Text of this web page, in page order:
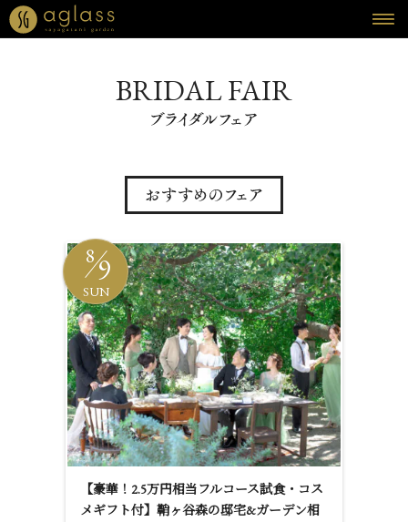
CUISINE
SMART WEDDING 会費制ウェディング
ウェディング・レポート
DRESS
ドレス
ウェディング・プラン
BLOG
ブログ
CONTACT
お問い合わせ
093-871-3333
BRIDAL FAIR
89
SUN
【豪華！2.5万円相当フルコース試食・コス
メギフト付】鞘ヶ谷森の邸宅&ガーデン相